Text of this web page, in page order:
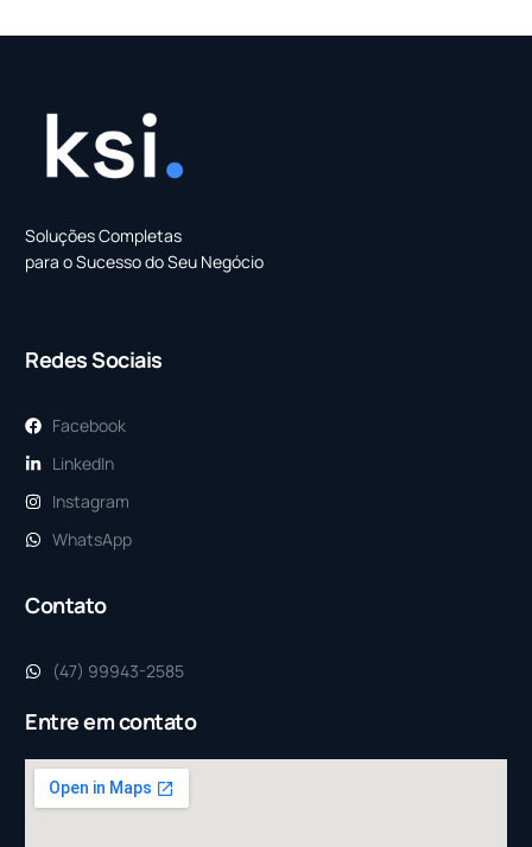
Soluções Completas
para o Sucesso do Seu Negócio
Redes Sociais
Facebook
LinkedIn
Instagram
WhatsApp
Contato
(47) 99943-2585
Entre em contato